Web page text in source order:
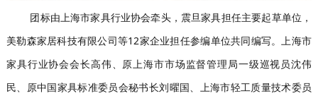
团标由上海市家具行业协会牵头，震旦家具担任主要起草单位，
美勒森家居科技有限公司等12家企业担任参编单位共同编写。上海市
家具行业协会会长高伟、原上海市市场监督管理局一级巡视员沈伟
民、原中国家具标准委员会秘书长刘曜国、上海市轻工质量技术委员